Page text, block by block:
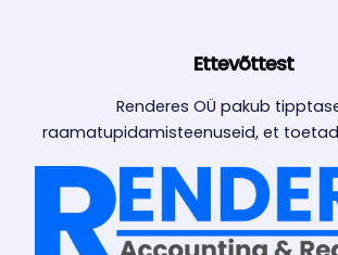
Ettevõttest
Renderes OÜ pakub
raamatupidamisteenuseid, et